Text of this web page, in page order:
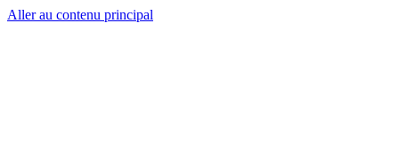
Aller au contenu principal